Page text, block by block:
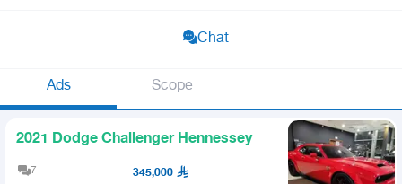
Chat
Ads Scope
2021 Dodge Challenger Hennessey
7 345,000